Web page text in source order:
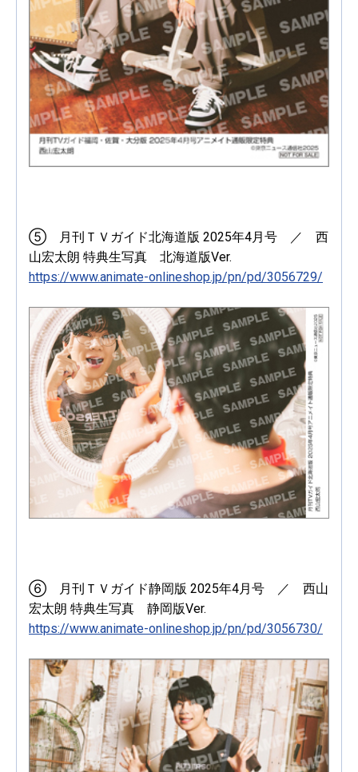
⑤ 月刊ＴＶガイド北海道版 2025年4月号 ／ 西
山宏太朗 特典生写真 北海道版Ver.
https://www.animate-onlineshop.jp/pn/pd/3056729/
⑥ 月刊ＴＶガイド静岡版 2025年4月号 ／ 西山
宏太朗 特典生写真 静岡版Ver.
https://www.animate-onlineshop.jp/pn/pd/3056730/